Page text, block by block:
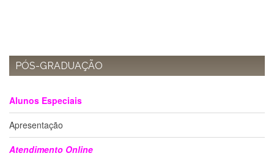
Diplomas
Disponíveis
Pró-
Sistema
Júpiter
PÓS-GRADUAÇÃO
Alunos Especiais
Apresentação
Atendimento Online